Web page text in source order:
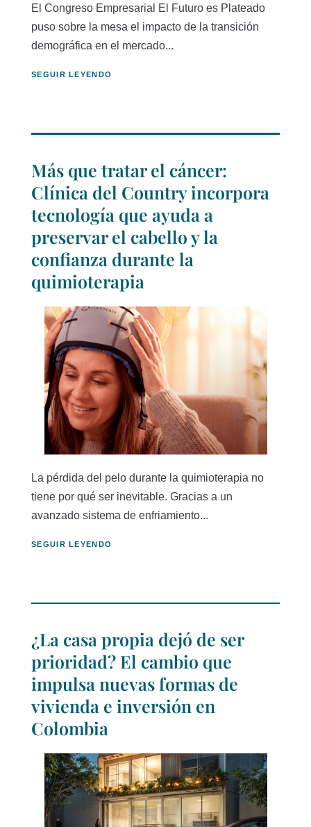
El Congreso Empresarial El Futuro es Plateado
puso sobre la mesa el impacto de la transición
demográfica en el mercado...
SEGUIR LEYENDO
Más que tratar el cáncer:
Clínica del Country incorpora
tecnología que ayuda a
preservar el cabello y la
confianza durante la
quimioterapia
La pérdida del pelo durante la quimioterapia no
tiene por qué ser inevitable. Gracias a un
avanzado sistema de enfriamiento...
SEGUIR LEYENDO
¿La casa propia dejó de ser
prioridad? El cambio que
impulsa nuevas formas de
vivienda e inversión en
Colombia